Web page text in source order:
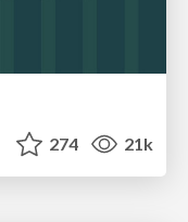
274 21k